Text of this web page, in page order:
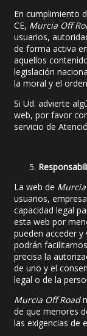
En cumplimiento
CE, Murcia Off
usuarios,
de forma activa
aquellos
legislación
la moral y el
Si Ud. advierte
web, por favor
servicio de
La web de
usuarios,
capacidad legal
esta web por
pueden acceder y
podrán
precisa la
de uno y el
legal o de la
Murcia Off Road
de que menores
las exigencias de